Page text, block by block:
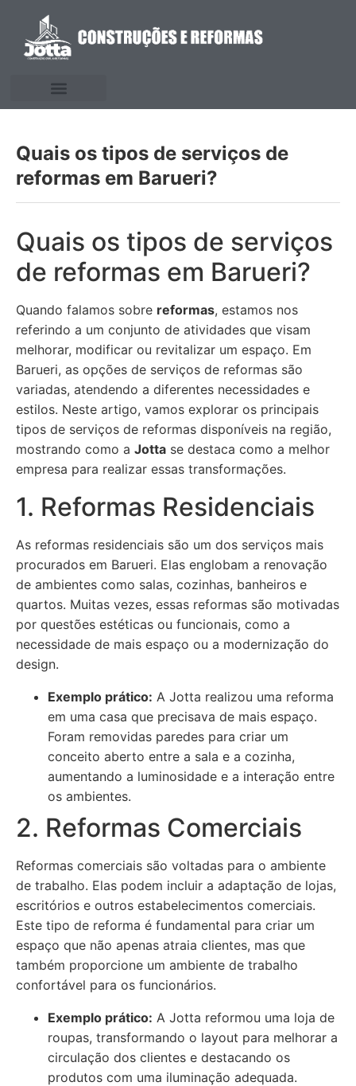
Quais os tipos de serviços de
reformas em Barueri?
Quais os tipos de serviços
de reformas em Barueri?
Quando falamos sobre reformas, estamos nos
referindo a um conjunto de atividades que visam
melhorar, modificar ou revitalizar um espaço. Em
Barueri, as opções de serviços de reformas são
variadas, atendendo a diferentes necessidades e
estilos. Neste artigo, vamos explorar os principais
tipos de serviços de reformas disponíveis na região,
mostrando como a Jotta se destaca como a melhor
empresa para realizar essas transformações.
1. Reformas Residenciais
As reformas residenciais são um dos serviços mais
procurados em Barueri. Elas englobam a renovação
de ambientes como salas, cozinhas, banheiros e
quartos. Muitas vezes, essas reformas são motivadas
por questões estéticas ou funcionais, como a
necessidade de mais espaço ou a modernização do
design.
Exemplo prático: A Jotta realizou uma reforma
em uma casa que precisava de mais espaço.
Foram removidas paredes para criar um
conceito aberto entre a sala e a cozinha,
aumentando a luminosidade e a interação entre
os ambientes.
2. Reformas Comerciais
Reformas comerciais são voltadas para o ambiente
de trabalho. Elas podem incluir a adaptação de lojas,
escritórios e outros estabelecimentos comerciais.
Este tipo de reforma é fundamental para criar um
espaço que não apenas atraia clientes, mas que
também proporcione um ambiente de trabalho
confortável para os funcionários.
Exemplo prático: A Jotta reformou uma loja de
roupas, transformando o layout para melhorar a
circulação dos clientes e destacando os
produtos com uma iluminação adequada.